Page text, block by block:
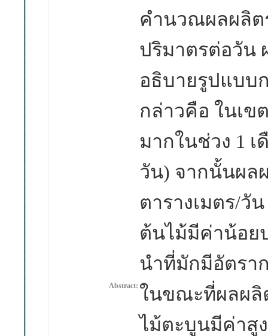
Abstract:
คำนวณผลผลิต
ปริมาตรต่อวัน
อธิบายรูปแบบ
กล่าวคือ ในเข
มากในช่วง 1 เ
วัน) จากนั้นผล
ตารางเมตร/วัน
ต้นไม้มีค่าน้อย
นำที่มักมีอัตรา
ในขณะที่ผลผลิ
ไม้ตะบูนมีค่าสู